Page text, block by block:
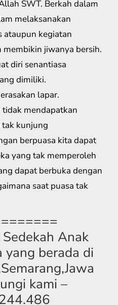
SWT. Berkah dalam
melaksanakan
ataupun kegiatan
membikin jiwanya bersih.
diri senantiasa
dimiliki.
lapar.
mendapatkan
tak kunjung
berpuasa kita dapat
yang tak memperoleh
dapat berbuka dengan
saat puasa tak
Anak
yang berada di
kami –